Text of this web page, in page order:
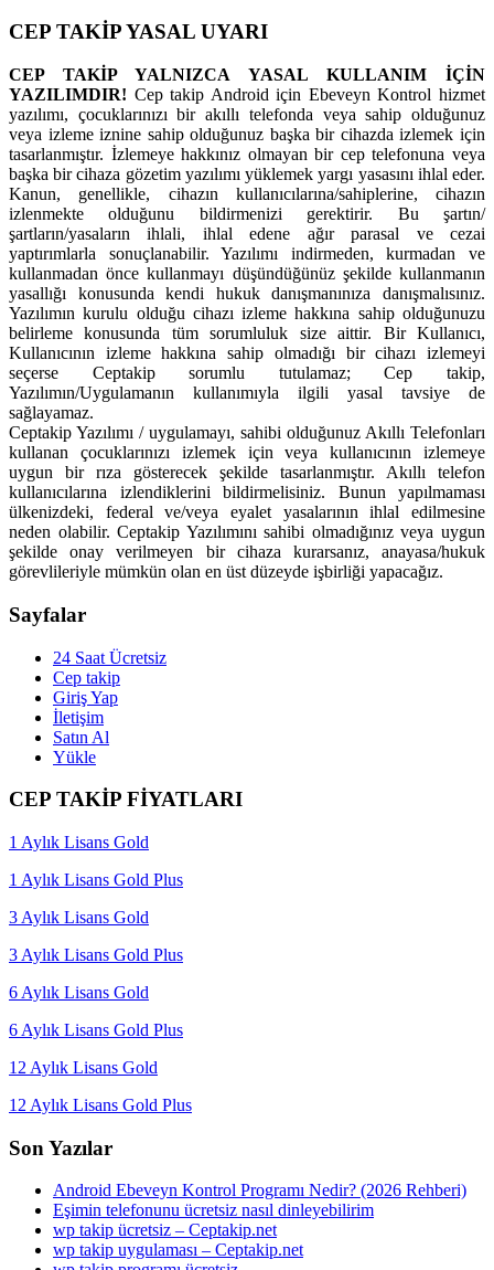
CEP TAKİP YASAL UYARI
CEP TAKİP YALNIZCA YASAL KULLANIM İÇİN
YAZILIMDIR! Cep takip Android için Ebeveyn Kontrol hizmet
yazılımı, çocuklarınızı bir akıllı telefonda veya sahip olduğunuz
veya izleme iznine sahip olduğunuz başka bir cihazda izlemek için
tasarlanmıştır. İzlemeye hakkınız olmayan bir cep telefonuna veya
başka bir cihaza gözetim yazılımı yüklemek yargı yasasını ihlal eder.
Kanun, genellikle, cihazın kullanıcılarına/sahiplerine, cihazın
izlenmekte olduğunu bildirmenizi gerektirir. Bu şartın/
şartların/yasaların ihlali, ihlal edene ağır parasal ve cezai
yaptırımlarla sonuçlanabilir. Yazılımı indirmeden, kurmadan ve
kullanmadan önce kullanmayı düşündüğünüz şekilde kullanmanın
yasallığı konusunda kendi hukuk danışmanınıza danışmalısınız.
Yazılımın kurulu olduğu cihazı izleme hakkına sahip olduğunuzu
belirleme konusunda tüm sorumluluk size aittir. Bir Kullanıcı,
Kullanıcının izleme hakkına sahip olmadığı bir cihazı izlemeyi
seçerse Ceptakip sorumlu tutulamaz; Cep takip,
Yazılımın/Uygulamanın kullanımıyla ilgili yasal tavsiye de
sağlayamaz.
Ceptakip Yazılımı / uygulamayı, sahibi olduğunuz Akıllı Telefonları
kullanan çocuklarınızı izlemek için veya kullanıcının izlemeye
uygun bir rıza gösterecek şekilde tasarlanmıştır. Akıllı telefon
kullanıcılarına izlendiklerini bildirmelisiniz. Bunun yapılmaması
ülkenizdeki, federal ve/veya eyalet yasalarının ihlal edilmesine
neden olabilir. Ceptakip Yazılımını sahibi olmadığınız veya uygun
şekilde onay verilmeyen bir cihaza kurarsanız, anayasa/hukuk
görevlileriyle mümkün olan en üst düzeyde işbirliği yapacağız.
Sayfalar
24 Saat Ücretsiz
Cep takip
Giriş Yap
İletişim
Satın Al
Yükle
CEP TAKİP FİYATLARI
1 Aylık Lisans Gold
1 Aylık Lisans Gold Plus
3 Aylık Lisans Gold
3 Aylık Lisans Gold Plus
6 Aylık Lisans Gold
6 Aylık Lisans Gold Plus
12 Aylık Lisans Gold
12 Aylık Lisans Gold Plus
Son Yazılar
Android Ebeveyn Kontrol Programı Nedir? (2026 Rehberi)
Eşimin telefonunu ücretsiz nasıl dinleyebilirim
wp takip ücretsiz – Ceptakip.net
wp takip uygulaması – Ceptakip.net